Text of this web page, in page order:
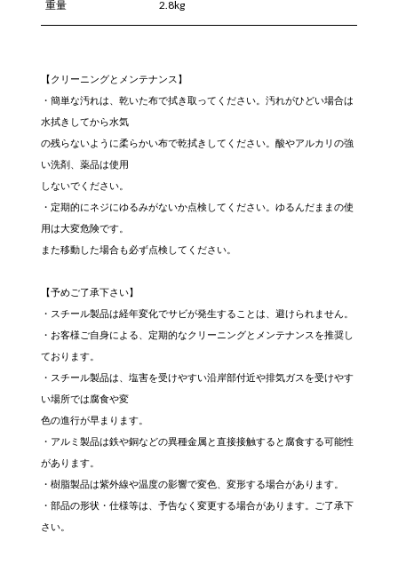
重量 2.8kg
【クリーニングとメンテナンス】
・簡単な汚れは、乾いた布で拭き取ってください。汚れがひどい場合は
水拭きしてから水気
の残らないように柔らかい布で乾拭きしてください。酸やアルカリの強
い洗剤、薬品は使用
しないでください。
・定期的にネジにゆるみがないか点検してください。ゆるんだままの使
用は大変危険です。
また移動した場合も必ず点検してください。
【予めご了承下さい】
・スチール製品は経年変化でサビが発生することは、避けられません。
・お客様ご自身による、定期的なクリーニングとメンテナンスを推奨し
ております。
・スチール製品は、塩害を受けやすい沿岸部付近や排気ガスを受けやす
い場所では腐食や変
色の進行が早まります。
・アルミ製品は鉄や銅などの異種金属と直接接触すると腐食する可能性
があります。
・樹脂製品は紫外線や温度の影響で変色、変形する場合があります。
・部品の形状・仕様等は、予告なく変更する場合があります。ご了承下
さい。